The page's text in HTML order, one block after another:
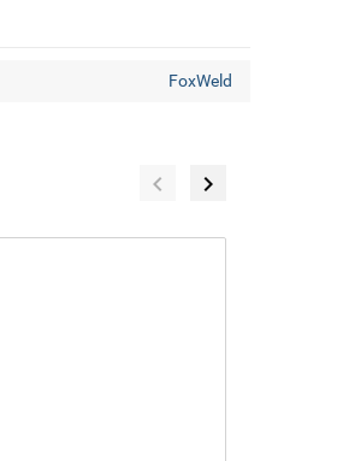
FoxWeld